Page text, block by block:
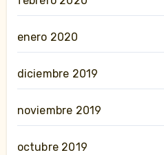
enero 2020
diciembre 2019
noviembre 2019
octubre 2019